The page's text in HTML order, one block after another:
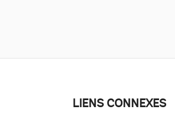
LIENS CONNEXES